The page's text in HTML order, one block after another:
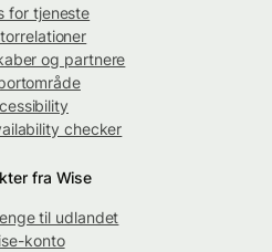
for tjeneste
og partnere
checker
fra Wise
til udlandet
konto